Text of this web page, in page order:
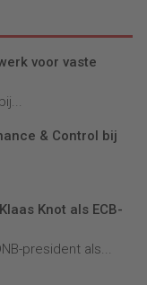
voor vaste
& Control bij
Knot als ECB-
president als...